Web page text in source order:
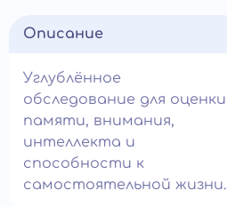
Описание
Углублённое
обследование для оценки
памяти, внимания,
интеллекта и
способности к
самостоятельной жизни.